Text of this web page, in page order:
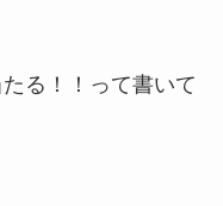
る！！って書いて